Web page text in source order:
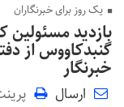
یک روز برای خبرنگاران
بازدید مسئولین
گنبدکاووس از
خبرنگار
ارسال